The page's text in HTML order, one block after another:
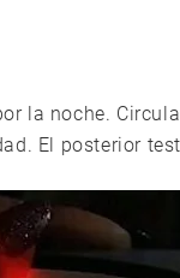
la noche.
El posterior